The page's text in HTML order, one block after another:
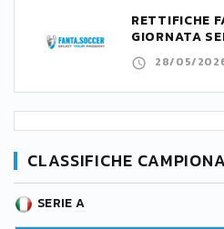
RETTIFICHE
GIORNATA
28/05/
CLASSIFICHE
SERIE A